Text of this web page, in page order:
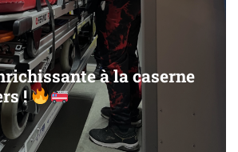
à la caserne
!